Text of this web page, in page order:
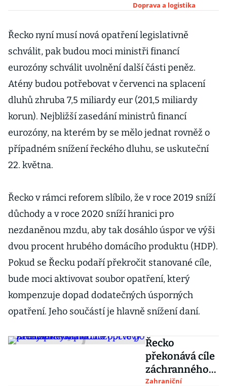
Němci, Filipínci a
Doprava a logistika
Řecko nyní musí nová opatření legislativně
schválit, pak budou moci ministři financí
eurozóny schválit uvolnění další části peněz.
Atény budou potřebovat v červenci na splacení
dluhů zhruba 7,5 miliardy eur (201,5 miliardy
korun). Nejbližší zasedání ministrů financí
eurozóny, na kterém by se mělo jednat rovněž o
případném snížení řeckého dluhu, se uskuteční
22. května.
Řecko v rámci reforem slíbilo, že v roce 2019 sníží
důchody a v roce 2020 sníží hranici pro
nezdaněnou mzdu, aby tak dosáhlo úspor ve výši
dvou procent hrubého domácího produktu (HDP).
Pokud se Řecku podaří překročit stanované cíle,
bude moci aktivovat soubor opatření, který
kompenzuje dopad dodatečných úsporných
opatření. Jeho součástí je hlavně snížení daní.
Řecko
překonává cíle
záchranného
plánu. Poprvé
Zahraniční